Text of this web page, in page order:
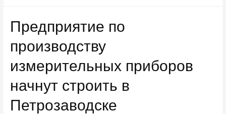
криминогенная
обстановка
Предприятие по
производству
измерительных приборов
начнут строить в
Петрозаводске